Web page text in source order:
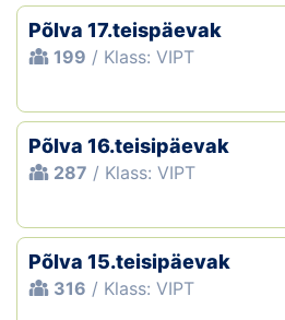
Põlva 17.teispäevak
199 / Klass: VIPT
Põlva 16.teisipäevak
287 / Klass: VIPT
Põlva 15.teisipäevak
316 / Klass: VIPT